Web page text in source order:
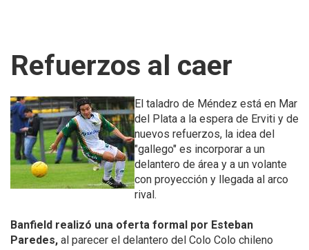
Refuerzos al caer
El taladro de Méndez está en Mar
del Plata a la espera de Erviti y de
nuevos refuerzos, la idea del
"gallego" es incorporar a un
delantero de área y a un volante
con proyección y llegada al arco
rival.
Banfield realizó una oferta formal por Esteban
Paredes, al parecer el delantero del Colo Colo chileno